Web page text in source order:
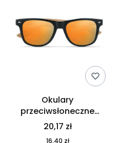
Okulary
przeciwsłoneczne
CALIFORNIA TOUCH
MO9617-10
20,17 zł
16,40 zł